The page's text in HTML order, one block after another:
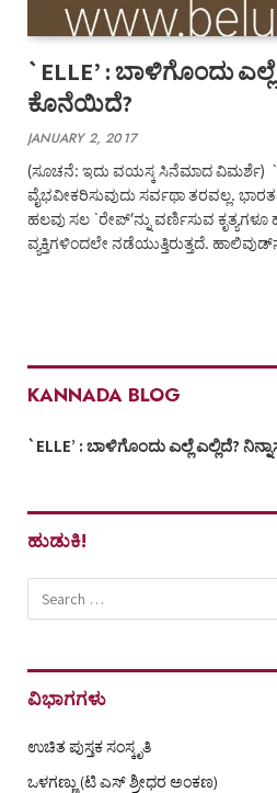
`ELLE’ : ಬಾಳಿಗೊಂದು
ಕೊನೆಯಿದೆ?
JANUARY 2, 2017
(ಸೂಚನೆ: ಇದು ವಯಸ್ಕ ಸಿನೆಮಾದ ವಿಮರ್ಶೆ)
ವೈಭವೀಕರಿಸುವುದು ಸರ್ವಥಾ ತರವಲ್ಲ.
ಹಲವು ಸಲ `ರೇಪ್‌’ನ್ನು ವರ್ಣಿಸುವ
ವ್ಯಕ್ತಿಗಳಿಂದಲೇ ನಡೆಯುತ್ತಿರುತ್ತದೆ.
KANNADA BLOG
`ELLE’ : ಬಾಳಿಗೊಂದು ಎಲ್ಲೆ ಎಲ್ಲಿದೆ?
ಹುಡುಕಿ!
ವಿಭಾಗಗಳು
ಉಚಿತ ಪುಸ್ತಕ ಸಂಸ್ಕೃತಿ
ಒಳಗಣ್ಣು (ಟಿ ಎಸ್‌ ಶ್ರೀಧರ ಅಂಕಣ)